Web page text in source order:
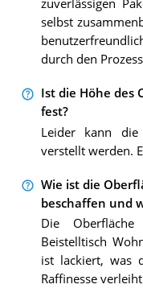
zuverlässigen
selbst
durch den
Ist die Höhe des
fest?
Leider kann die
verstellt werden.
Wie ist die
beschaffen und
Die
Beistelltisch
ist lackiert, was
Raffinesse